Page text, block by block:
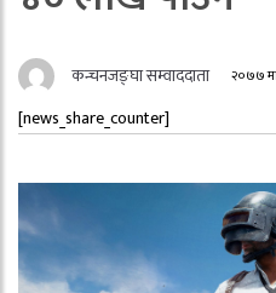
कन्चनजङ्घा सम्वाददाता २०७७
[news_share_counter]